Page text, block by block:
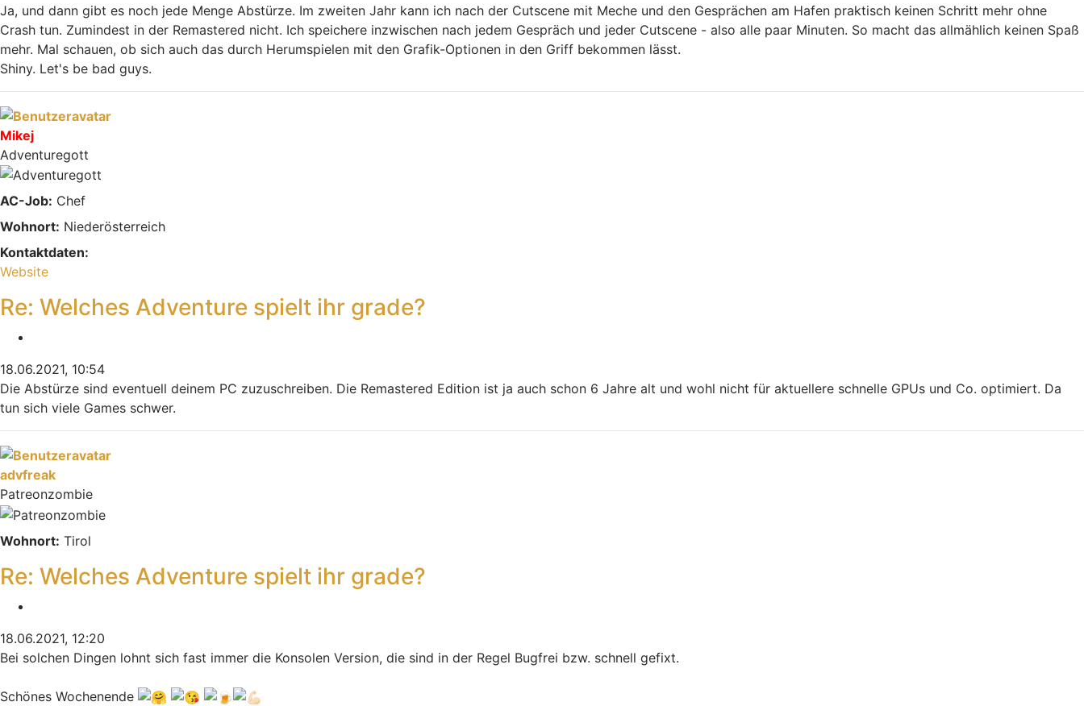
Ja, und dann gibt es noch jede Menge Abstürze. Im zweiten Jahr kann ich nach der Cutscene mit Meche und den Gesprächen am Hafen praktisch keinen Schritt mehr ohne
Crash tun. Zumindest in der Remastered nicht. Ich speichere inzwischen nach jedem Gespräch und jeder Cutscene - also alle paar Minuten. So macht das allmählich keinen Spaß
mehr. Mal schauen, ob sich auch das durch Herumspielen mit den Grafik-Optionen in den Griff bekommen lässt.
Shiny. Let's be bad guys.
Nach oben
Mikej
Adventuregott
AC-Job: Chef
Wohnort: Niederösterreich
Kontaktdaten:
Kontaktdaten von Mikej
Website
Re: Welches Adventure spielt ihr grade?
18.06.2021, 10:54
Die Abstürze sind eventuell deinem PC zuzuschreiben. Die Remastered Edition ist ja auch schon 6 Jahre alt und wohl nicht für aktuellere schnelle GPUs und Co. optimiert. Da
tun sich viele Games schwer.
Nach oben
advfreak
Patreonzombie
Wohnort: Tirol
Re: Welches Adventure spielt ihr grade?
18.06.2021, 12:20
Bei solchen Dingen lohnt sich fast immer die Konsolen Version, die sind in der Regel Bugfrei bzw. schnell gefixt.
Schönes Wochenende